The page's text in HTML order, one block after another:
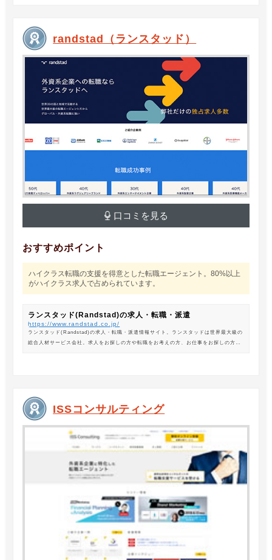
randstad（ランスタッド）
口コミを見る
おすすめポイント
ハイクラス転職の支援を得意とした転職エージェント。80%以上
がハイクラス求人で占められています。
ランスタッド(Randstad)の求人・転職・派遣
https://www.randstad.co.jp/
ランスタッド(Randstad)の求人・転職・派遣情報サイト。ランスタッドは世界最大級の
総合人材サービス会社。求人をお探しの方や転職をお考えの方、お仕事をお探しの方に
ISSコンサルティング